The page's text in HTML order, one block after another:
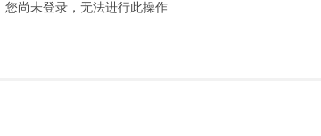
您尚未登录，无法进行此操作